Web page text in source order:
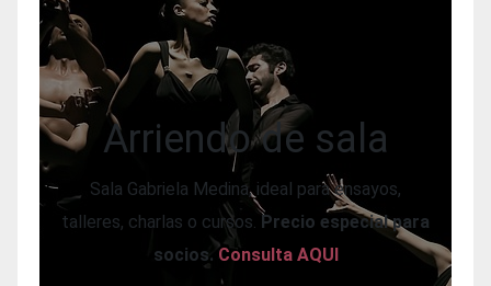
Arriendo de sala
Sala Gabriela Medina, ideal para ensayos,
talleres, charlas o cursos. Precio especial para
socios. Consulta AQUI